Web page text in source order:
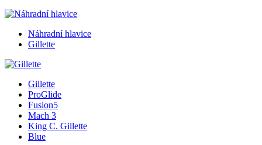
Náhradní hlavice
Gillette
Gillette
ProGlide
Fusion5
Mach 3
King C. Gillette
Blue